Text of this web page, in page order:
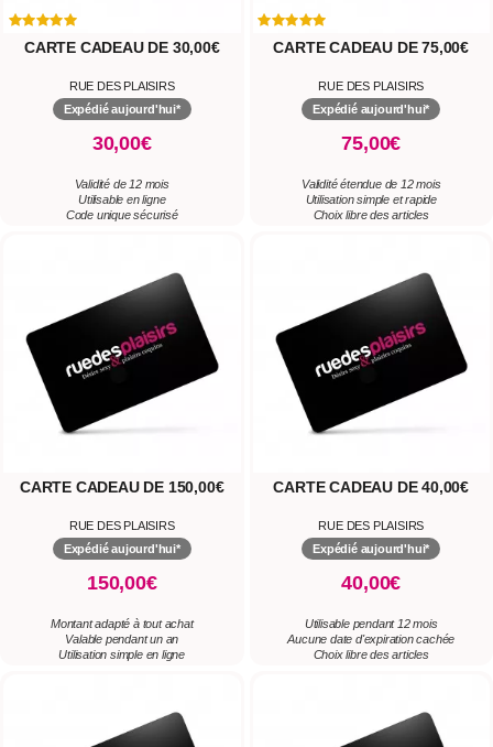
CARTE CADEAU DE 30,00€
RUE DES PLAISIRS
Expédié aujourd'hui*
30,00€
Validité de 12 mois
Utilisable en ligne
Code unique sécurisé
CARTE CADEAU DE 75,00€
RUE DES PLAISIRS
Expédié aujourd'hui*
75,00€
Validité étendue de 12 mois
Utilisation simple et rapide
Choix libre des articles
CARTE CADEAU DE 150,00€
RUE DES PLAISIRS
Expédié aujourd'hui*
150,00€
Montant adapté à tout achat
Valable pendant un an
Utilisation simple en ligne
CARTE CADEAU DE 40,00€
RUE DES PLAISIRS
Expédié aujourd'hui*
40,00€
Utilisable pendant 12 mois
Aucune date d'expiration cachée
Choix libre des articles